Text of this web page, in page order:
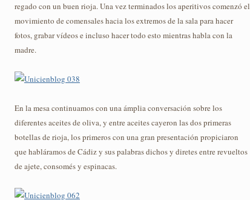
regado con un buen rioja. Una vez terminados los aperitivos comenzó el
movimiento de comensales hacia los extremos de la sala para hacer
fotos, grabar vídeos e incluso hacer todo esto mientras habla con la
madre.
En la mesa continuamos con una ámplia conversación sobre los
diferentes aceites de oliva, y entre aceites cayeron las dos primeras
botellas de rioja, los primeros con una gran presentación propiciaron
que habláramos de Cádiz y sus palabras dichos y diretes entre revueltos
de ajete, consomés y espinacas.